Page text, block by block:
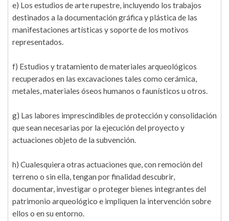
e) Los estudios de arte rupestre, incluyendo los trabajos
destinados a la documentación gráfica y plástica de las
manifestaciones artísticas y soporte de los motivos
representados.
f) Estudios y tratamiento de materiales arqueológicos
recuperados en las excavaciones tales como cerámica,
metales, materiales óseos humanos o faunísticos u otros.
g) Las labores imprescindibles de protección y consolidación
que sean necesarias por la ejecución del proyecto y
actuaciones objeto de la subvención.
h) Cualesquiera otras actuaciones que, con remoción del
terreno o sin ella, tengan por finalidad descubrir,
documentar, investigar o proteger bienes integrantes del
patrimonio arqueológico e impliquen la intervención sobre
ellos o en su entorno.